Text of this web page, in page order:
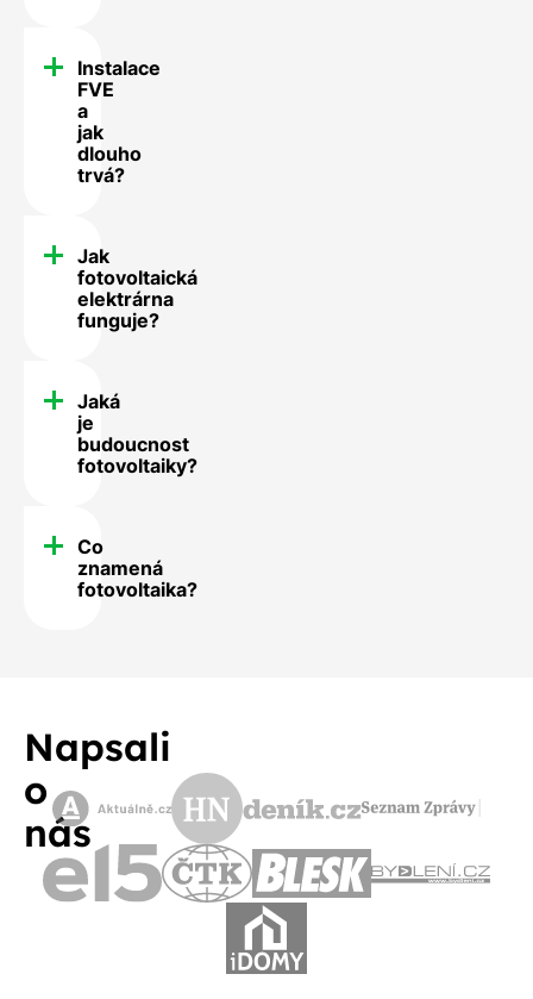
Instalace
FVE
a
jak
dlouho
trvá?
Jak
fotovoltaická
elektrárna
funguje?
Jaká
je
budoucnost
fotovoltaiky?
Co
znamená
fotovoltaika?
Napsali
o
nás